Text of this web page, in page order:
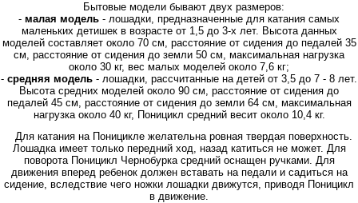
Бытовые модели бывают двух размеров:
- малая модель - лошадки, предназначенные для катания самых
маленьких детишек в возрасте от 1,5 до 3-х лет. Высота данных
моделей составляет около 70 см, расстояние от сидения до педалей 35
см, расстояние от сидения до земли 50 см, максимальная нагрузка
около 30 кг, вес малых моделей около 7,6 кг;
- средняя модель - лошадки, рассчитанные на детей от 3,5 до 7 - 8 лет.
Высота средних моделей около 90 см, расстояние от сидения до
педалей 45 см, расстояние от сидения до земли 64 см, максимальная
нагрузка около 40 кг, Поницикл средний весит около 10,4 кг.
Для катания на Поницикле желательна ровная твердая поверхность.
Лошадка имеет только передний ход, назад катиться не может. Для
поворота Поницикл Чернобурка средний оснащен ручками. Для
движения вперед ребенок должен вставать на педали и садиться на
сидение, вследствие чего ножки лошадки движутся, приводя Поницикл
в движение.